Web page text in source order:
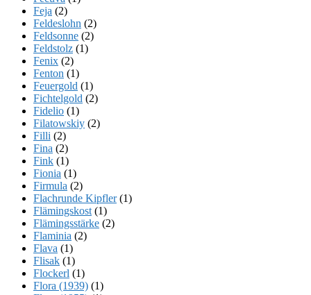
Feja (2)
Feldeslohn (2)
Feldsonne (2)
Feldstolz (1)
Fenix (2)
Fenton (1)
Feuergold (1)
Fichtelgold (2)
Fidelio (1)
Filatowskiy (2)
Filli (2)
Fina (2)
Fink (1)
Fionia (1)
Firmula (2)
Flachrunde Kipfler(1)
Flämingskost (1)
Flämingsstärke (2)
Flaminia (2)
Flava (1)
Flisak (1)
Flockerl (1)
Flora (1939) (1)